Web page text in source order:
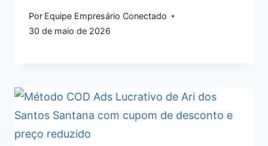
Por Equipe Empresário Conectado
30 de maio de 2026